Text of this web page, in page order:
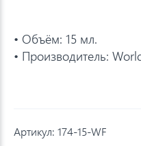
• Объём: 15 мл.
• Производитель:
Артикул: 174-15-WF